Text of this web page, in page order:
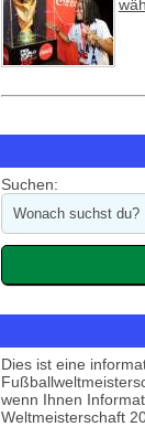
Suchen:
Dies ist eine
wenn Ihnen
Weltmeisterschaft